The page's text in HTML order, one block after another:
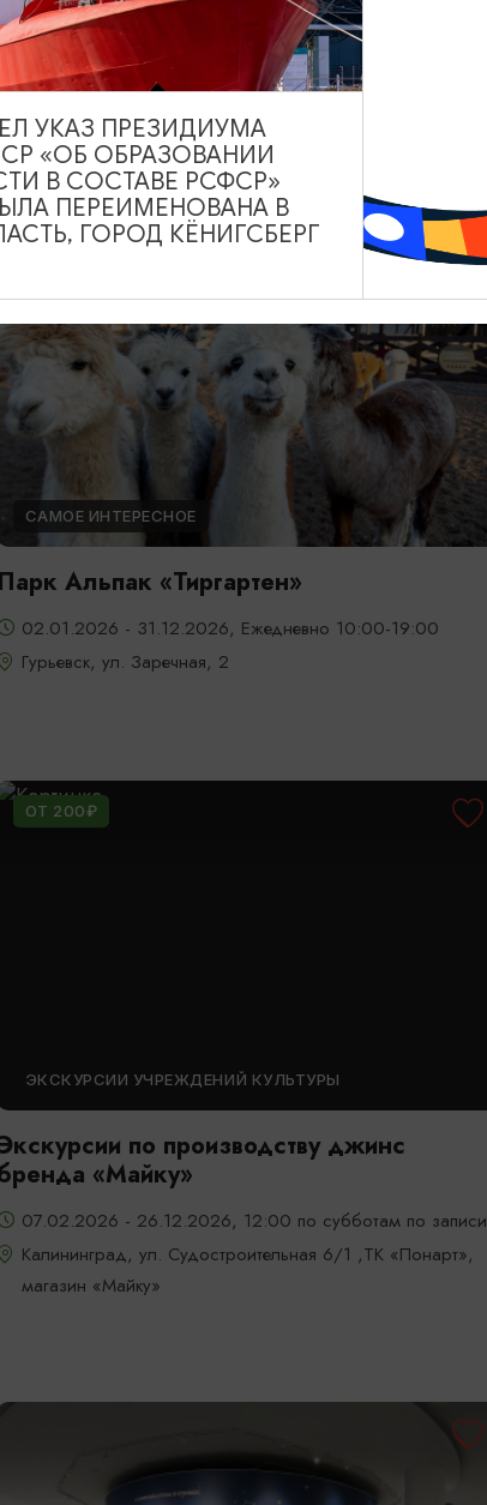
«Истории Рыбной
01.01.2026 - 31.12.2026, 14:00
Калининград
САМОЕ ИНТЕРЕСНОЕ
Парк Альпак «Тиргартен»
02.01.2026 - 31.12.2026, Ежедневно 10:00-19:00
Гурьевск, ул. Заречная, 2
ОТ 200₽
ЭКСКУРСИИ УЧРЕЖДЕНИЙ КУЛЬТУРЫ
по производству джинс
«Майку»
07.02.2026 - 26.12.2026, 12:00 по субботам по записи
Калининград, ул. Судостроительная 6/1 ,ТК «Понарт»,
магазин «Майку»
УКАЗ ПРЕЗИДИУМА
«ОБ ОБРАЗОВАНИИ
В СОСТАВЕ РСФСР»
ПЕРЕИМЕНОВАНА В
ГОРОД КЁНИГСБЕРГ